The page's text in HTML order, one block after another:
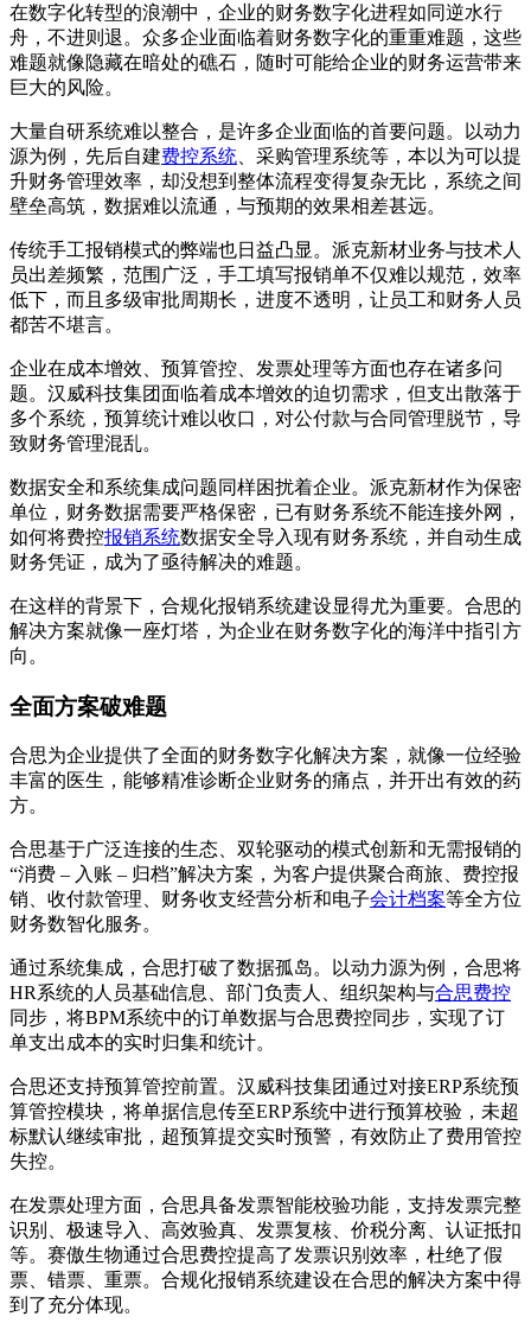
在数字化转型的浪潮中，企业的财务数字化进程如同逆水行
舟，不进则退。众多企业面临着财务数字化的重重难题，这些
难题就像隐藏在暗处的礁石，随时可能给企业的财务运营带来
巨大的风险。
大量自研系统难以整合，是许多企业面临的首要问题。以动力
源为例，先后自建费控系统 、采购管理系统等，本以为可以提
升财务管理效率，却没想到整体流程变得复杂无比，系统之间
壁垒高筑，数据难以流通，与预期的效果相差甚远。
传统手工报销模式的弊端也日益凸显。派克新材业务与技术人
员出差频繁，范围广泛，手工填写报销单不仅难以规范，效率
低下，而且多级审批周期长，进度不透明，让员工和财务人员
都苦不堪言。
企业在成本增效、预算管控、发票处理等方面也存在诸多问
题。汉威科技集团面临着成本增效的迫切需求，但支出散落于
多个系统，预算统计难以收口，对公付款与合同管理脱节，导
致财务管理混乱。
数据安全和系统集成问题同样困扰着企业。派克新材作为保密
单位，财务数据需要严格保密，已有财务系统不能连接外网，
如何将费控报销系统数据安全导入现有财务系统，并自动生成
财务凭证，成为了亟待解决的难题。
在这样的背景下，合规化报销系统建设显得尤为重要。合思的
解决方案就像一座灯塔，为企业在财务数字化的海洋中指引方
向。
全面方案破难题
合思为企业提供了全面的财务数字化解决方案，就像一位经验
丰富的医生，能够精准诊断企业财务的痛点，并开出有效的药
方。
合思基于广泛连接的生态、双轮驱动的模式创新和无需报销的
“消费 – 入账 – 归档”解决方案，为客户提供聚合商旅、费控报
销、收付款管理、财务收支经营分析和电子会计档案等全方位
财务数智化服务。
通过系统集成，合思打破了数据孤岛。以动力源为例，合思将
HR系统的人员基础信息、部门负责人、组织架构与合思费控
同步，将BPM系统中的订单数据与合思费控同步，实现了订
单支出成本的实时归集和统计。
合思还支持预算管控前置。汉威科技集团通过对接ERP系统预
算管控模块，将单据信息传至ERP系统中进行预算校验，未超
标默认继续审批，超预算提交实时预警，有效防止了费用管控
失控。
在发票处理方面，合思具备发票智能校验功能，支持发票完整
识别、极速导入、高效验真、发票复核、价税分离、认证抵扣
等。赛傲生物通过合思费控提高了发票识别效率，杜绝了假
票、错票、重票。合规化报销系统建设在合思的解决方案中得
到了充分体现。